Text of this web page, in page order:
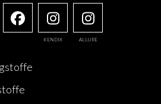
KENDIX ALLURE